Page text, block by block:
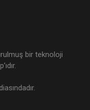
bir teknoloji